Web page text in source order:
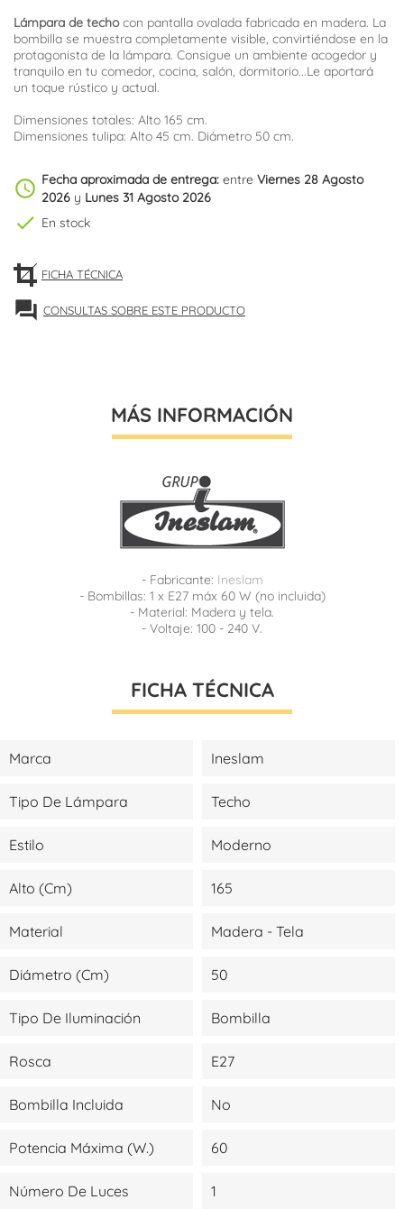
Lámpara de techocon pantalla ovalada fabricada en madera. La
bombilla se muestra completamente visible, convirtiéndose en la
protagonista de la lámpara. Consigue un ambiente acogedor y
tranquilo en tu comedor, cocina, salón, dormitorio...Le aportará
un toque rústico y actual.
Dimensiones totales: Alto 165 cm.
Dimensiones tulipa: Alto 45 cm. Diámetro 50 cm.
schedule Fecha aproximada de entrega: entre Viernes 28 Agosto
2026 y Lunes 31 Agosto 2026
check En stock
FICHA TÉCNICA
forum CONSULTAS SOBRE ESTE PRODUCTO
MÁS INFORMACIÓN
- Fabricante: Ineslam
- Bombillas: 1 x E27 máx 60 W (no incluida)
- Material: Madera y tela.
- Voltaje: 100 - 240 V.
FICHA TÉCNICA
Marca Ineslam
Tipo De Lámpara Techo
Estilo Moderno
Alto (cm) 165
Material Madera - Tela
Diámetro (cm) 50
Tipo De Iluminación Bombilla
Rosca E27
Bombilla Incluida No
Potencia Máxima (W.) 60
Número De Luces 1